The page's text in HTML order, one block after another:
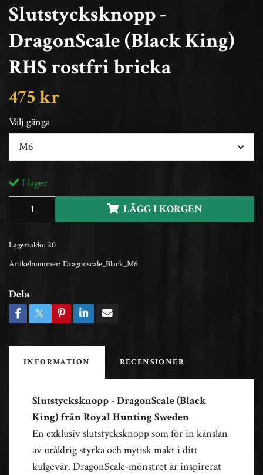
Slutstycksknopp -
DragonScale (Black King)
RHS rostfri bricka
475 kr
Välj gänga
M6
I lager
LÄGG I KORGEN
Lagersaldo: 20
Artikelnummer: Dragonscale_Black_M6
Dela
INFORMATION RECENSIONER
Slutstycksknopp - DragonScale (Black
King) från Royal Hunting Sweden
En exklusiv slutstycksknopp som för in känslan
av uråldrig styrka och mytisk makt i ditt
kulgevär. DragonScale‑mönstret är inspirerat